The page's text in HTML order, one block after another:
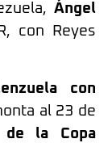
Ángel
con Reyes
con
al 23 de
de la Copa